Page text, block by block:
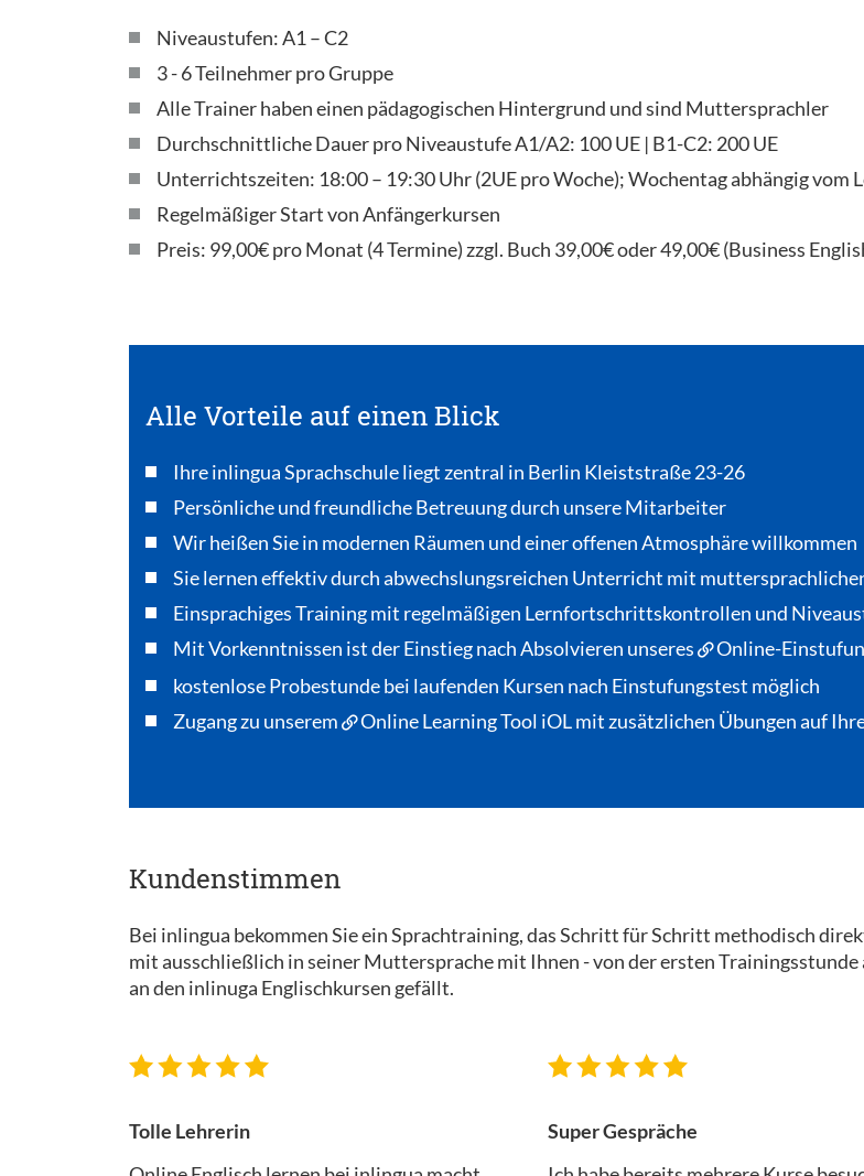
Niveaustufen: A1 – C2
3 - 6 Teilnehmer pro Gruppe
Alle Trainer haben einen pädagogischen Hintergrund und sind Muttersprachler
Durchschnittliche Dauer pro Niveaustufe A1/A2: 100 UE | B1-C2: 200 UE
Unterrichtszeiten: 18:00 – 19:30 Uhr (2UE pro Woche); Wochentag abhängig vom
Regelmäßiger Start von Anfängerkursen
Preis: 99,00€ pro Monat (4 Termine) zzgl. Buch 39,00€ oder 49,00€ (Business
Alle Vorteile auf einen Blick
Ihre inlingua Sprachschule liegt zentral in Berlin Kleiststraße 23-26
Persönliche und freundliche Betreuung durch unsere Mitarbeiter
Wir heißen Sie in modernen Räumen und einer offenen Atmosphäre willkommen
Sie lernen effektiv durch abwechslungsreichen Unterricht mit
Einsprachiges Training mit regelmäßigen Lernfortschrittskontrollen und
Mit Vorkenntnissen ist der Einstieg nach Absolvieren unseres
Online-
kostenlose Probestunde bei laufenden Kursen nach Einstufungstest möglich
Zugang zu unserem
Online Learning Tool iOLmit zusätzlichen Übungen auf
Kundenstimmen
Bei inlingua bekommen Sie ein Sprachtraining, das Schritt für Schritt methodisch
mit ausschließlich in seiner Muttersprache mit Ihnen - von der ersten
an den inlinuga Englischkursen gefällt.
Tolle Lehrerin
Super Gespräche